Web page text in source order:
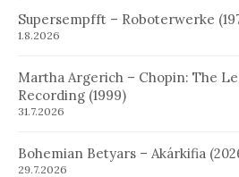
Supersempfft – Roboterwerke
1.8.2026
Martha Argerich – Chopin: The
Recording (1999)
31.7.2026
Bohemian Betyars – Akárkifia
29.7.2026